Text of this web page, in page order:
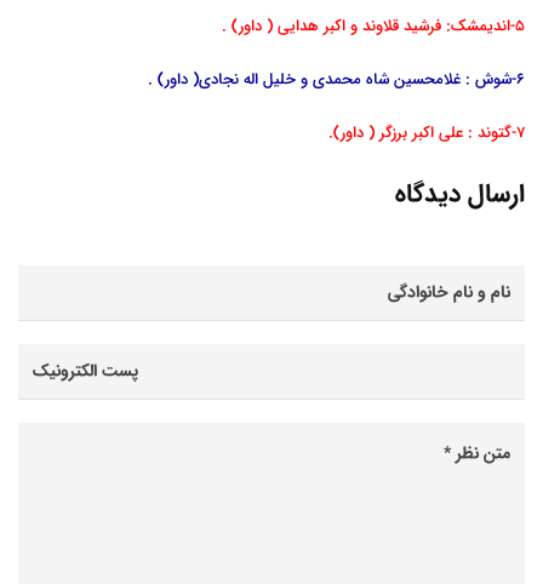
5-اندیمشک: فرشید قلاوند و اکبر هدایی ( داور) .
6-شوش : غلامحسین شاه محمدی و خلیل اله نجادی( داور) .
7-گتوند : علی اکبر برزگر ( داور).
ارسال دیدگاه